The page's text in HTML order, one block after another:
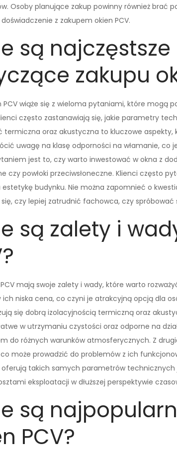
Osoby planujące zakup powinny również brać
z zakupem okien PCV.
są
zakupu
PCV wiąże się z wieloma pytaniami, które mogą
często zastanawiają się, jakie parametry
termiczna oraz akustyczna to kluczowe
uwagę na klasę odporności na włamanie,
jest to, czy warto inwestować w okna z
czy powłoki przeciwsłoneczne. Klienci często
estetykę budynku. Nie można zapomnieć o
czy lepiej zatrudnić fachowca, czy
są zalety i
mają swoje zalety i wady, które warto
ich niska cena, co czyni je atrakcyjną opcją dla
się dobrą izolacyjnością termiczną oraz
w utrzymaniu czystości oraz odporne na
do różnych warunków atmosferycznych. Z
może prowadzić do problemów z ich
takich samych parametrów technicznych
eksploatacji w dłuższej perspektywie
są
PCV?